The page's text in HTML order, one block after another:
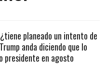
planeado un intento de
anda diciendo que lo
presidente en agosto